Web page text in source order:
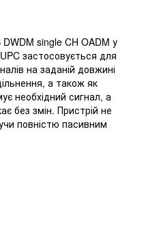
single CH OADM у
застосовується для
на заданій довжині
а також як
необхідний сигнал, а
без змін. Пристрій не
повністю пасивним